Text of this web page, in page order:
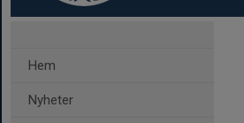
Hem
Nyheter